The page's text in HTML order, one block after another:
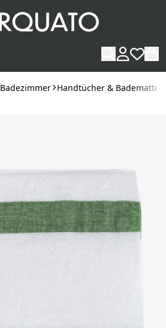
Badezimmer Handtücher & Badematten